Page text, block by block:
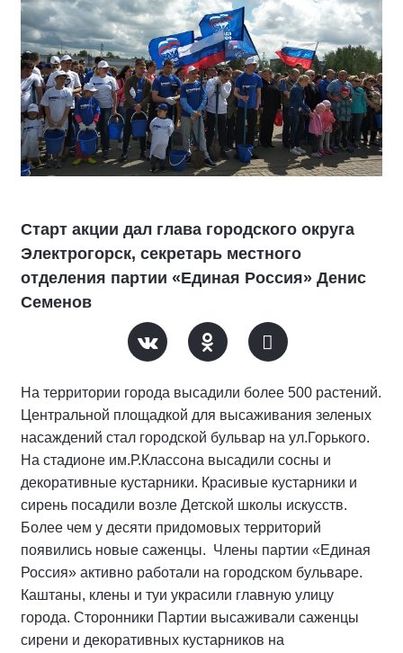
Старт акции дал глава городского округа
Электрогорск, секретарь местного
отделения партии «Единая Россия» Денис
Семенов
На территории города высадили более 500 растений.
Центральной площадкой для высаживания зеленых
насаждений стал городской бульвар на ул.Горького.
На стадионе им.Р.Классона высадили сосны и
декоративные кустарники. Красивые кустарники и
сирень посадили возле Детской школы искусств.
Более чем у десяти придомовых территорий
появились новые саженцы. Члены партии «Единая
Россия» активно работали на городском бульваре.
Каштаны, клены и туи украсили главную улицу
города. Сторонники Партии высаживали саженцы
сирени и декоративных кустарников на